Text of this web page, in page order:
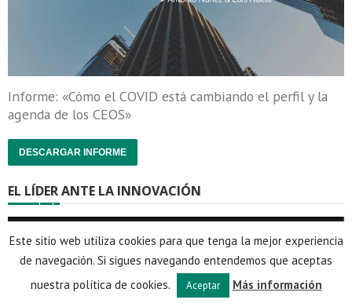
Informe: «Cómo el COVID está cambiando el perfil y la
agenda de los CEOS»
DESCARGAR INFORME
EL LÍDER ANTE LA INNOVACIÓN
Este sitio web utiliza cookies para que tenga la mejor experiencia
de navegación. Si sigues navegando entendemos que aceptas
nuestra política de cookies.
Aceptar Más información